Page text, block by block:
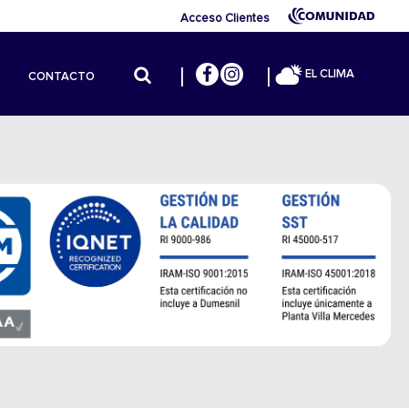
Acceso Clientes
CONTACTO EL CLIMA